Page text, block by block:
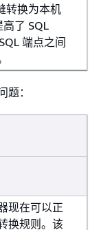
转换为本机
了 SQL
端点之间
题：
现在可以正
换规则。该